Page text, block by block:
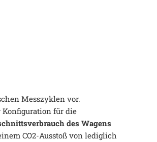
Messzyklen vor.
Konfiguration für die
des Wagens
CO2-Ausstoß von lediglich